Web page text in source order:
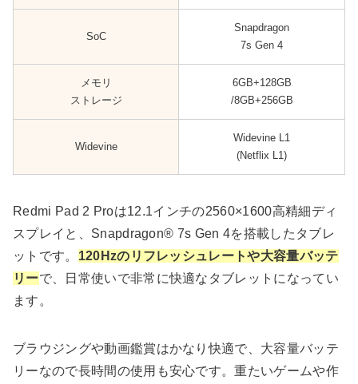
SoC
Snapdragon
7s Gen 4
メモリ
ストレージ
6GB+128GB
/8GB+256GB
Widevine
Widevine L1
(Netflix L1)
Redmi Pad 2 Proは12.1インチの2560×1600高精細ディ
スプレイと、Snapdragon® 7s Gen 4を搭載したタブレ
ットです。 120Hzのリフレッシュレートや大容量バッテ
リーで、日常使いで非常に快適なタブレットになってい
ます。
ブラウジングや動画鑑賞はかなり快適で、大容量バッテ
リーなので長時間の使用も安心です。重たいゲームや作